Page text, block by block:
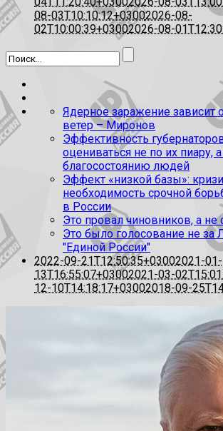
08-03T10:10:12+03002026-08-
02T10:00:39+03002026-08-
Ядерное заражение зависит
ветер – Миронов
Эффективность
оцениваться не по их пиару,
благосостоянию людей
Эффект «низкой базы»:
необходимость срочной
в России
Это провал чиновников, а не
Это было голосование не за
"Единой России"
2022-09-21T12:50:35+03002021-01-
13T16:55:07+03002021-03-
12-10T14:18:17+03002018-09-